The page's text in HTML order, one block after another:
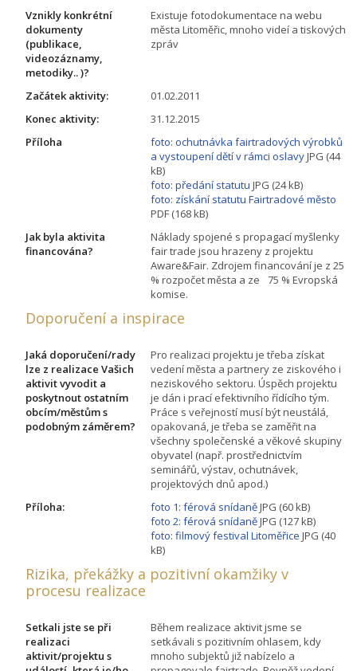
Vznikly konkrétní
dokumenty
(publikace,
videozáznamy,
metodiky.. )?
Existuje fotodokumentace na webu
města Litoměřic, mnoho videí a tiskových
zpráv
Začátek aktivity:
01.02.2011
Konec aktivity:
31.12.2015
Příloha
foto: ochutnávka fairtradových výrobků
a vystoupení dětí v rámci oslavyJPG (44
kB)
foto: předání statutu JPG (24 kB)
foto: získání statutu Fairtradové město
PDF (168 kB)
Jak byla aktivita
financována?
Náklady spojené s propagací myšlenky
fair trade jsou hrazeny z projektu
Aware&Fair. Zdrojem financování je z 25
% rozpočet města a ze 75 % Evropská
komise.
Doporučení a inspirace
Jaká doporučení/rady
lze z realizace Vašich
aktivit vyvodit a
poskytnout ostatním
obcím/městům s
podobným záměrem?
Pro realizaci projektu je třeba získat
vedení města a partnery ze ziskového i
neziskového sektoru. Úspěch projektu
je dán i prací efektivního řídícího tým.
Práce s veřejností musí být neustálá,
opakovaná, je třeba se zaměřit na
všechny společenské a věkové skupiny
obyvatel (např. prostřednictvím
seminářů, výstav, ochutnávek,
projektových dnů apod.)
Příloha:
foto 1: férová snídaněJPG (60 kB)
foto 2: férová snídaněJPG (127 kB)
foto: filmový festival Litoměřice JPG (40
kB)
Rizika, překážky a pozitivní okamžiky v
procesu realizace
Setkali jste se při
realizaci
aktivit/projektu s
Během realizace aktivit jsme se
setkávali s pozitivním ohlasem, kdy
mnoho subjektů již nabízelo a